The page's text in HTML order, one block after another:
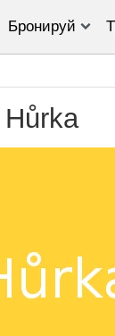
Бронируй